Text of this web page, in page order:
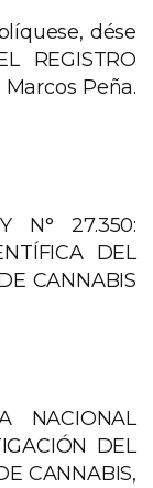
dése
REGISTRO
Peña.
N° 27.350:
DEL
CANNABIS
NACIONAL
DEL
CANNABIS,